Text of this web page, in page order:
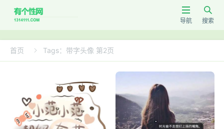

搜索

导航
首页  Tags：带字头像 第2页